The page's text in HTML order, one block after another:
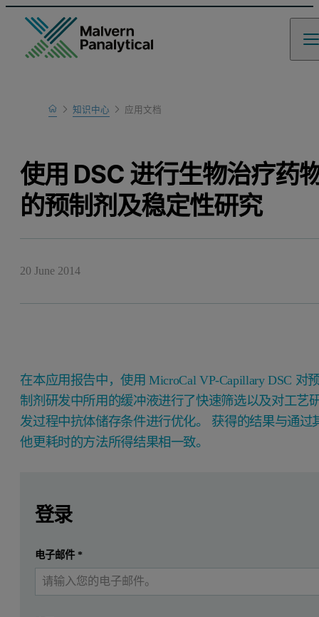
Home
Learn
知识中心 应用文档
使用 DSC 进行生物治疗药
的预制剂及稳定性研究
20 June 2014
在本应用报告中，使用 MicroCal VP-Capillary DSC 对
制剂研发中所用的缓冲液进行了快速筛选以及对工艺
发过程中抗体储存条件进行优化。 获得的结果与通过
他更耗时的方法所得结果相一致。
简介
蛋白质在生产条件下的稳定性、构象改变的可逆性及任何
提交 我已经有一个帐户
登录
电子邮件*